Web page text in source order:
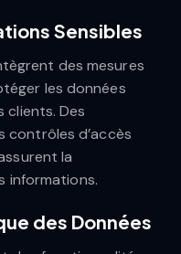
Sensibles
des mesures
les données
clients. Des
d’accès
la
informations.
des Données